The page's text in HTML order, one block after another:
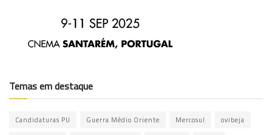
Temas em destaque
Candidaturas PU Guerra Médio Oriente Mercosul ovibeja